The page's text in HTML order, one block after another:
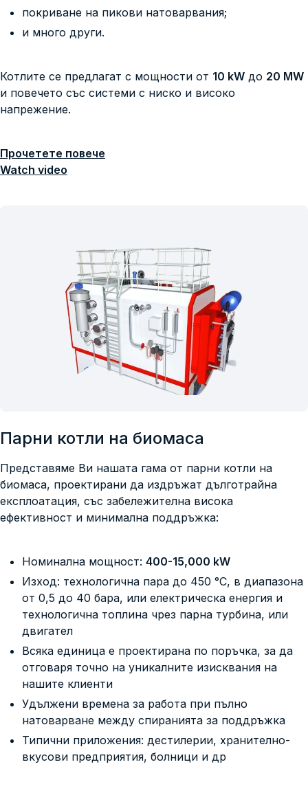
покриване на пикови натоварвания;
и много други.
Котлите се предлагат с мощности от 10 kW до 20 MW
и повечето със системи с ниско и високо
напрежение.
Прочетете повече
Watch video
Парни котли на биомаса
Представяме Ви нашата гама от парни котли на
биомаса, проектирани да издръжат дълготрайна
експлоатация, със забележителна висока
ефективност и минимална поддръжка:
Номинална мощност: 400-15,000 kW
Изход: технологична пара до 450 °C, в диапазона
от 0,5 до 40 бара, или електрическа енергия и
технологична топлина чрез парна турбина, или
двигател
Всяка единица е проектирана по поръчка, за да
отговаря точно на уникалните изисквания на
нашите клиенти
Удължени времена за работа при пълно
натоварване между спиранията за поддръжка
Типични приложения: дестилерии, хранително-
вкусови предприятия, болници и др